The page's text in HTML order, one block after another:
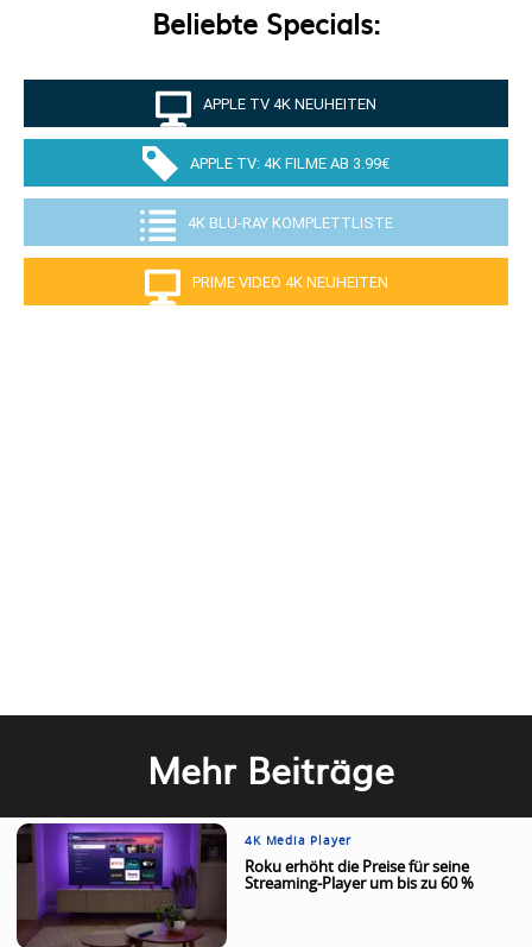
Beliebte Specials:
APPLE TV 4K NEUHEITEN
APPLE TV: 4K FILME AB 3.99€
4K BLU-RAY KOMPLETTLISTE
PRIME VIDEO 4K NEUHEITEN
Mehr Beiträge
4K Media Player
Roku erhöht die Preise für seine
Streaming-Player um bis zu 60 %